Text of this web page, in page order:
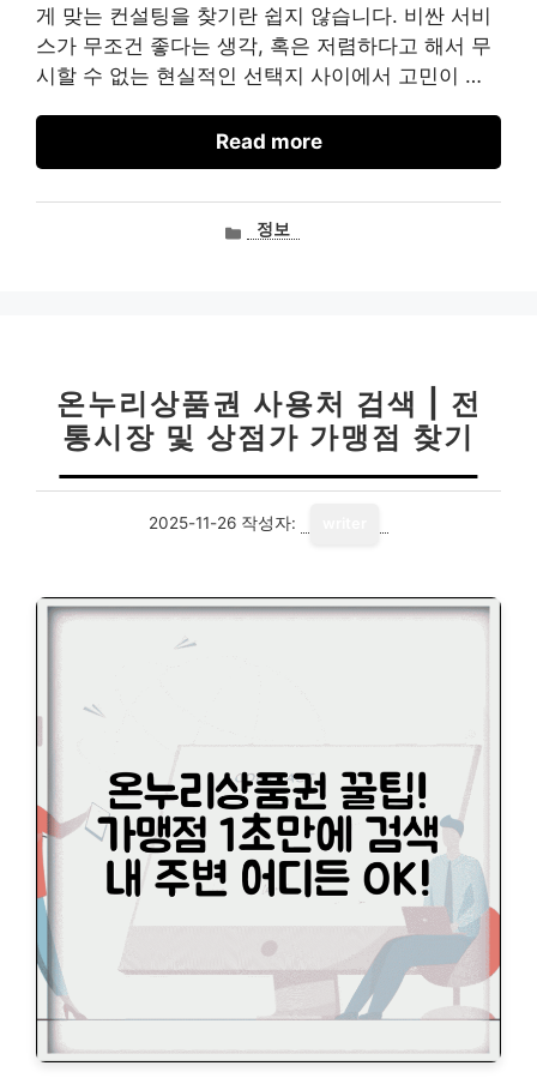
게 맞는 컨설팅을 찾기란 쉽지 않습니다. 비싼 서비
스가 무조건 좋다는 생각, 혹은 저렴하다고 해서 무
시할 수 없는 현실적인 선택지 사이에서 고민이 …
Read more
카정보
온누리상품권 사용처 검색 | 전
통시장 및 상점가 가맹점 찾기
2025-11-26 작성자: